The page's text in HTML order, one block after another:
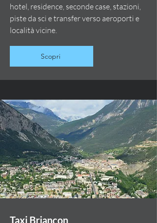
hotel, residence, seconde case, stazioni,
piste da sci e transfer verso aeroporti e
località vicine.
Scopri
Taxi Briançon